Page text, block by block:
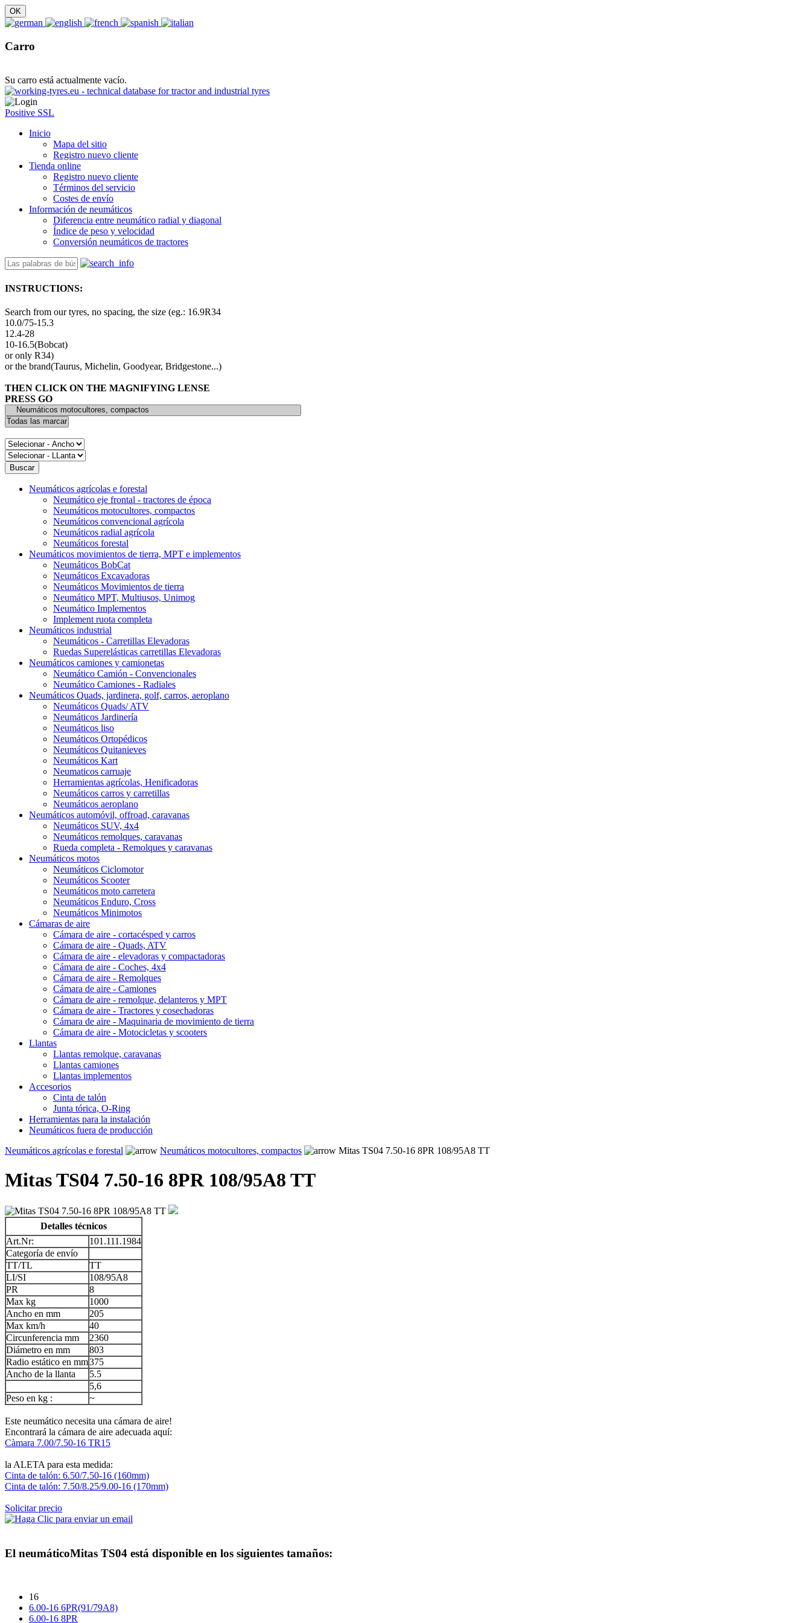
Carro
Su carro está actualmente vacío.
Positive SSL
Inicio
Mapa del sitio
Registro nuevo cliente
Tienda online
Registro nuevo cliente
Términos del servicio
Costes de envío
Información de neumáticos
Diferencia entre neumático radial y diagonal
Índice de peso y velocidad
Conversión neumáticos de tractores
INSTRUCTIONS:
Search from our tyres, no spacing, the size (eg.: 16.9R34
10.0/75-15.3
12.4-28
10-16.5(Bobcat)
or only R34)
or the brand(Taurus, Michelin, Goodyear, Bridgestone...)
THEN CLICK ON THE MAGNIFYING LENSE
PRESS GO
Neumáticos agrícolas e forestal
Neumático eje frontal - tractores de época
Neumáticos motocultores, compactos
Neumáticos convencional agrícola
Neumáticos radial agrícola
Neumáticos forestal
Neumáticos movimientos de tierra, MPT e implementos
Neumáticos BobCat
Neumáticos Excavadoras
Neumáticos Movimientos de tierra
Neumático MPT, Multiusos, Unimog
Neumático Implementos
Implement ruota completa
Neumáticos industrial
Neumáticos - Carretillas Elevadoras
Ruedas Superelásticas carretillas Elevadoras
Neumáticos camiones y camionetas
Neumático Camión - Convencionales
Neumático Camiones - Radiales
Neumáticos Quads, jardinera, golf, carros, aeroplano
Neumáticos Quads/ ATV
Neumáticos Jardinería
Neumáticos liso
Neumáticos Ortopédicos
Neumáticos Quitanieves
Neumáticos Kart
Neumaticos carruaje
Herramientas agrícolas, Henificadoras
Neumáticos carros y carretillas
Neumáticos aeroplano
Neumáticos automóvil, offroad, caravanas
Neumáticos SUV, 4x4
Neumáticos remolques, caravanas
Rueda completa - Remolques y caravanas
Neumáticos motos
Neumáticos Ciclomotor
Neumáticos Scooter
Neumáticos moto carretera
Neumáticos Enduro, Cross
Neumáticos Minimotos
Cámaras de aire
Cámara de aire - cortacésped y carros
Cámara de aire - Quads, ATV
Cámara de aire - elevadoras y compactadoras
Cámara de aire - Coches, 4x4
Cámara de aire - Remolques
Cámara de aire - Camiones
Cámara de aire - remolque, delanteros y MPT
Cámara de aire - Tractores y cosechadoras
Cámara de aire - Maquinaria de movimiento de tierra
Cámara de aire - Motocicletas y scooters
Llantas
Llantas remolque, caravanas
Llantas camiones
Llantas implementos
Accesorios
Cinta de talón
Junta tórica, O-Ring
Herramientas para la instalación
Neumáticos fuera de producción
Neumáticos agrícolas e forestal
Neumáticos motocultores, compactos Mitas TS04 7.50-16 8PR 108/95A8 TT
Mitas TS04 7.50-16 8PR 108/95A8 TT
Detalles técnicos
Art.Nr:
101.111.1984
Categoría de envío
TT/TL
TT
LI/SI
108/95A8
PR
8
Max kg
1000
Ancho en mm
205
Max km/h
40
Circunferencia mm
2360
Diámetro en mm
803
Radio estático en mm375
Ancho de la llanta
5.5
5,6
Peso en kg :
~
Este neumático necesita una cámara de aire!
Encontrará la cámara de aire adecuada aquí:
Càmara 7.00/7.50-16 TR15
la ALETA para esta medida:
Cinta de talón: 6.50/7.50-16 (160mm)
Cinta de talón: 7.50/8.25/9.00-16 (170mm)
Solicitar precio
El neumáticoMitas TS04 está disponible en los siguientes tamaños:
16
6.00-16 6PR(91/79A8)
6.00-16 8PR